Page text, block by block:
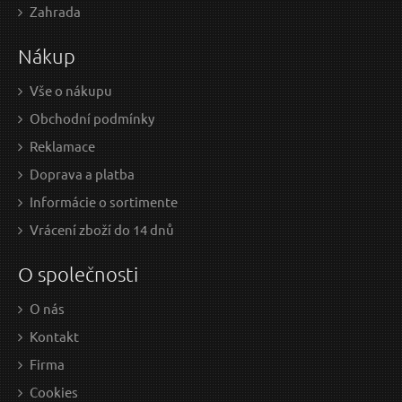
Zahrada
Nákup
Vše o nákupu
Obchodní podmínky
Reklamace
Doprava a platba
Informácie o sortimente
Vrácení zboží do 14 dnů
O společnosti
O nás
Kontakt
Firma
Cookies